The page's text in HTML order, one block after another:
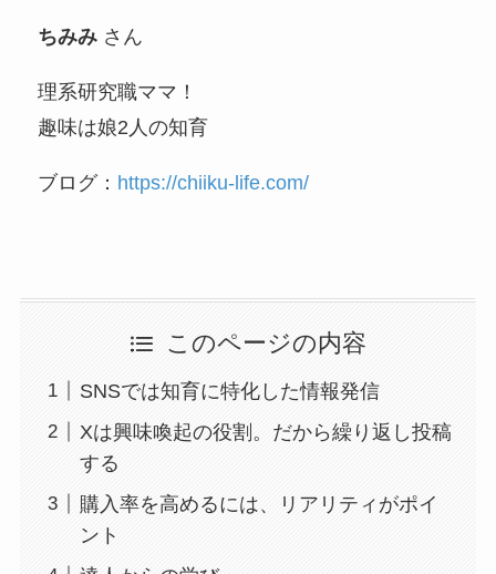
ちみみ さん
理系研究職ママ！
趣味は娘2人の知育
ブログ： https://chiiku-life.com/
このページの内容
SNSでは知育に特化した情報発信
Xは興味喚起の役割。だから繰り返し投稿
する
購入率を高めるには、リアリティがポイ
ント